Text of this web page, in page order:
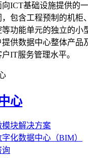
向ICT基础设施提供的
，包含工程预制的机柜
等功能单元的独立的小
提供数据中心整体产品
户IT服务管理水平。
心
模块解决方案
字化数据中心（BIM）
询